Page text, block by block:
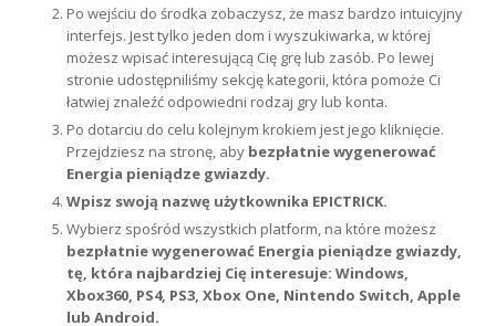
Po wejściu do środka zobaczysz, że masz bardzo intuicyjny
interfejs. Jest tylko jeden dom i wyszukiwarka, w której
możesz wpisać interesującą Cię grę lub zasób. Po lewej
stronie udostępniliśmy sekcję kategorii, która pomoże Ci
łatwiej znaleźć odpowiedni rodzaj gry lub konta.
Po dotarciu do celu kolejnym krokiem jest jego kliknięcie.
Przejdziesz na stronę, aby bezpłatnie wygenerować
Energia pieniądze gwiazdy.
Wpisz swoją nazwę użytkownika EPICTRICK.
Wybierz spośród wszystkich platform, na które możesz
bezpłatnie wygenerować Energia pieniądze gwiazdy,
tę, która najbardziej Cię interesuje: Windows,
Xbox360, PS4, PS3, Xbox One, Nintendo Switch, Apple
lub Android.